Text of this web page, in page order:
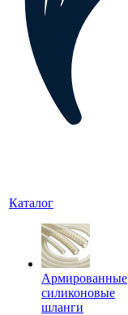
Каталог
Армированные
силиконовые
шланги